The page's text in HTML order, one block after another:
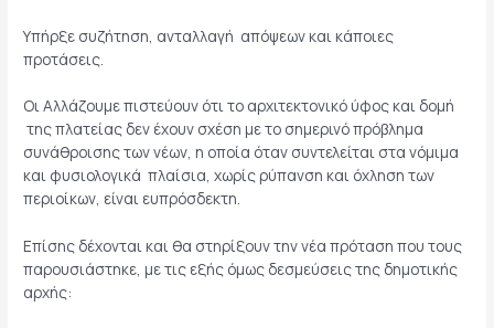
Υπήρξε συζήτηση, ανταλλαγή απόψεων και κάποιες
προτάσεις.
Οι Αλλάζουμε πιστεύουν ότι το αρχιτεκτονικό ύφος και δομή
της πλατείας δεν έχουν σχέση με το σημερινό πρόβλημα
συνάθροισης των νέων, η οποία όταν συντελείται στα νόμιμα
και φυσιολογικά πλαίσια, χωρίς ρύπανση και όχληση των
περιοίκων, είναι ευπρόσδεκτη.
Επίσης δέχονται και θα στηρίξουν την νέα πρόταση που τους
παρουσιάστηκε, με τις εξής όμως δεσμεύσεις της δημοτικής
αρχής: